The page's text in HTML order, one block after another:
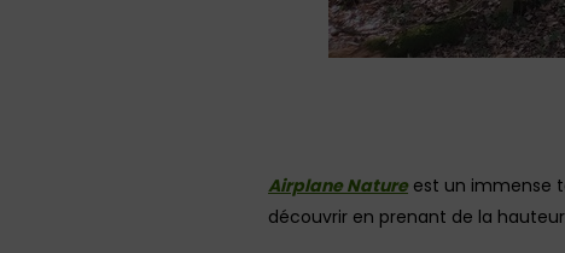
Airplane Natureest un immense
découvrir en prenant de la